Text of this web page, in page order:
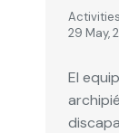
Activities
29 May,
El